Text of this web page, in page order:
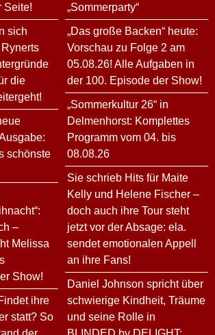
Seite!
sich
die
schönste
–
Melissa
Show!
ihre
statt? So
„Sommerparty“
„Das große Backen“ heute:
Vorschau zu Folge 2 am
05.08.26! Alle Aufgaben in
der 100. Episode der Show!
„Sommerkultur 26“ in
Delmenhorst: Komplettes
Programm vom 04. bis
08.08.26
Sie schrieb Hits für Maite
Kelly und Helene Fischer –
doch auch ihre Tour steht
jetzt vor der Absage: ela.
sendet emotionalen Appell
an ihre Fans!
Daniel Johnson spricht über
schwierige Kindheit, Träume
und seine Rolle in